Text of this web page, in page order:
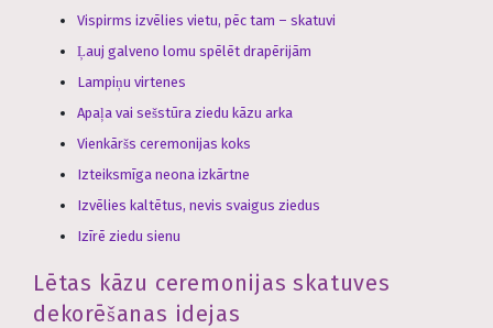
Vispirms izvēlies vietu, pēc tam – skatuvi
Ļauj galveno lomu spēlēt drapērijām
Lampiņu virtenes
Apaļa vai sešstūra ziedu kāzu arka
Vienkāršs ceremonijas koks
Izteiksmīga neona izkārtne
Izvēlies kaltētus, nevis svaigus ziedus
Izīrē ziedu sienu
Lētas kāzu ceremonijas skatuves
dekorēšanas idejas